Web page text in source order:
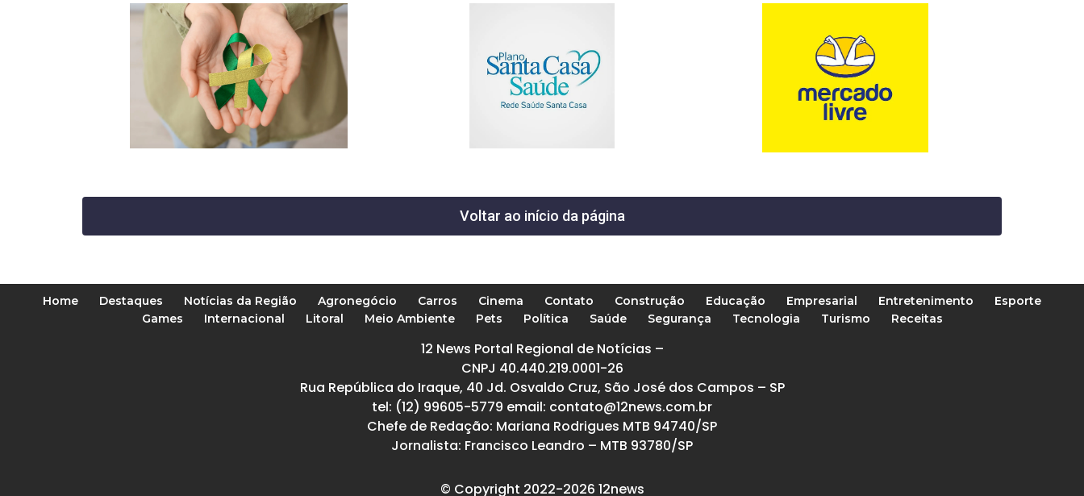
Voltar ao início da página
Home Destaques Notícias da Região Agronegócio Carros Cinema Contato Construção Educação Empresarial Entretenimento
Esporte
Games
Internacional Litoral Meio Ambiente Pets Política Saúde Segurança Tecnologia Turismo Receitas
12 News Portal Regional de Notícias –
CNPJ 40.440.219.0001-26
Rua República do Iraque, 40 Jd. Osvaldo Cruz, São José dos Campos – SP
tel: (12) 99605-5779 email: contato@12news.com.br
Chefe de Redação: Mariana Rodrigues MTB 94740/SP
Jornalista: Francisco Leandro – MTB 93780/SP
© Copyright 2022-2026 12news